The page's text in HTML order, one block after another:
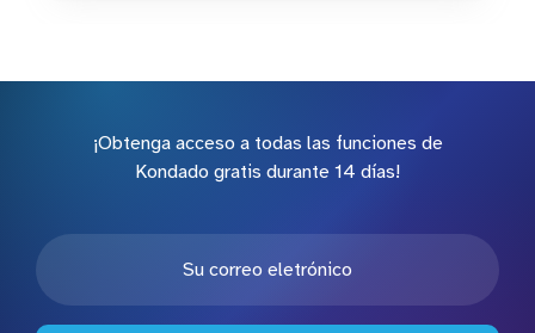
¡Obtenga acceso a todas las funciones de
Kondado gratis durante 14 días!